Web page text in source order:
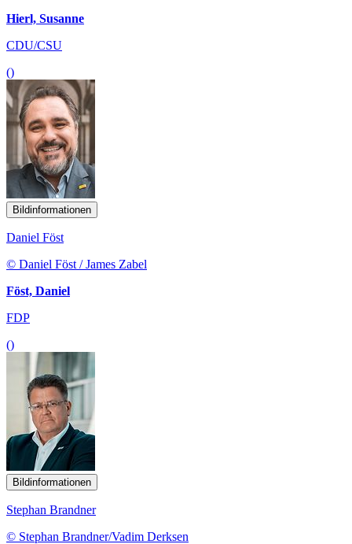
Hierl, Susanne
CDU/CSU
()
Bildinformationen
Daniel Föst
© Daniel Föst / James Zabel
Föst, Daniel
FDP
()
Bildinformationen
Stephan Brandner
© Stephan Brandner/Vadim Derksen